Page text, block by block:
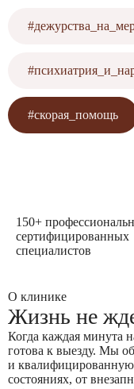
#скорая_помощь
150+
сертифицированных
специалистов
О клинике
Жизнь не
Когда каждая минута
готова к выезду. Мы
и
состояниях, от